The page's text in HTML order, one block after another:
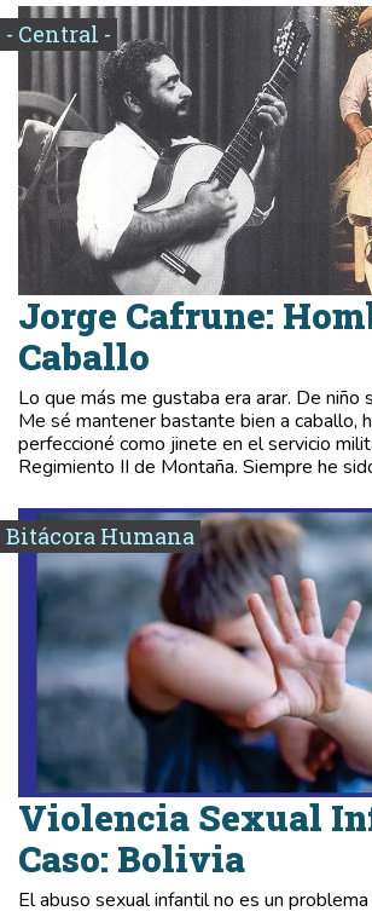
- Central -
Jorge Cafrune:
Caballo
Lo que más me gustaba era arar. De niño
Me sé mantener bastante bien a caballo,
perfeccioné como jinete en el servicio
Regimiento II de Montaña. Siempre he
Bitácora Humana
Violencia Sexual
Caso: Bolivia
El abuso sexual infantil no es un problema